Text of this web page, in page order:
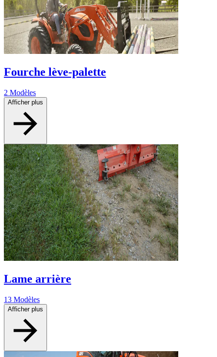
Fourche lève-palette
2 Modèles
Afficher plus
Lame arrière
13 Modèles
Afficher plus